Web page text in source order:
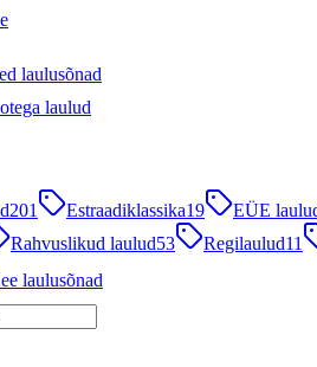
laulusõnad
laulud
201 Estraadiklassika19 EÜE
Rahvuslikud laulud53 Regilaulud11
laulusõnad